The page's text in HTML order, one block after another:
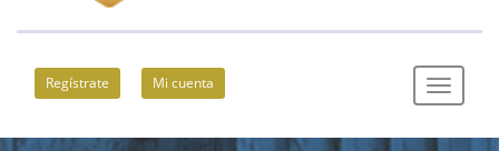
Regístrate Mi cuenta